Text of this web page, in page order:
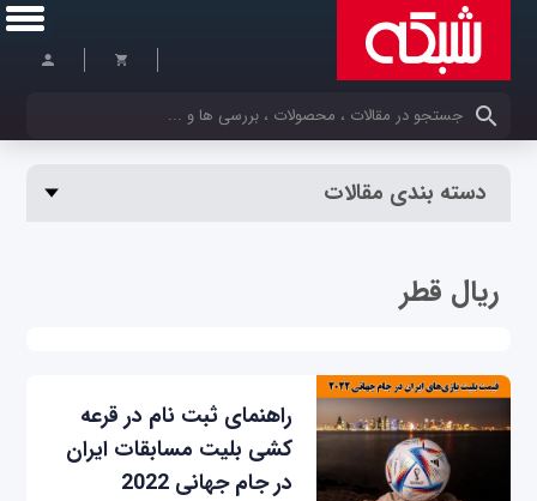
کلمات کلیدی خود را وارد کنید
دسته بندی مقالات
ریال قطر
راهنمای ثبت نام در قرعه
کشی بلیت مسابقات ایران
در جام جهانی 2022